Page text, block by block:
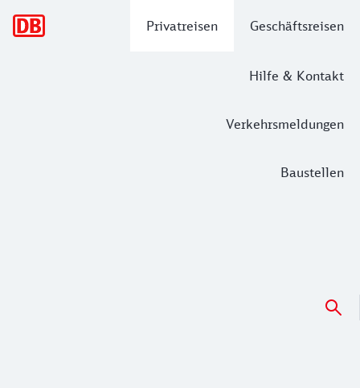
Privatreisen Geschäftsreisen
Hilfe & Kontakt
Verkehrsmeldungen
Baustellen